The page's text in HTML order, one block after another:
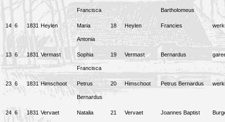
Francisca Bartholomeus
14 6 1831 Heylen Maria
Antonia
18 Heylen Francies
13 6 1831 Vermast Sophia
Francisca
19 Vermast Bernardus
23 6 1831 Himschoot Petrus
Bernardus
20 Himschoot Petrus Bernardus
24 6 1831 Vervaet Natalia 21 Vervaet Joannes Baptist